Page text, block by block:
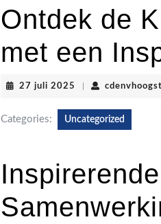
Ontdek de
met een
27 juli 2025 27
2025
Categories: Uncategorized